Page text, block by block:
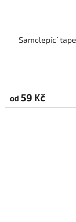
Samolepící
od 59 Kč